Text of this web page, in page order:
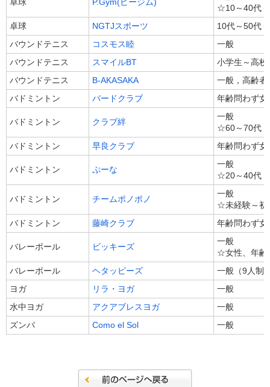
☆10～40代
卓球
NGTJスポーツ
10代～50代
バウンドテニス
コスモス睦
一般
バウンドテニス
スマイルBT
小学生～高校
バウンドテニス
B-AKASAKA
一般，高齢者
バドミントン
バードクラブ 年齢問わず女
バドミントン クラブ絆
一般
☆60～70代
バドミントン
早良クラブ 年齢問わず女
バドミントン ぷーな
一般
☆20～40代
バドミントン チームポノポノ
一般
☆未経験～初
バドミントン
藤崎クラブ 年齢問わず女
バレーボール ビッキーズ
一般
☆女性、年齢
バレーボール
ヘタッピーズ
一般（9人制
ヨガ
リラ・ヨガ
一般
水中ヨガ
アクアブレスヨガ
一般
ズンバ
Como el Sol 一般